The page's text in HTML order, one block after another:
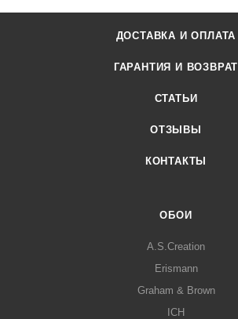
ДОСТАВКА И ОПЛАТА
ГАРАНТИЯ И ВОЗВРАТ
СТАТЬИ
ОТЗЫВЫ
КОНТАКТЫ
ОБОИ
A.S.Creation
Erismann
Graham & Brown
ICH